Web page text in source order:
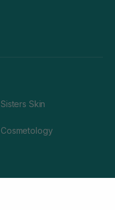
Sisters Skin
Cosmetology